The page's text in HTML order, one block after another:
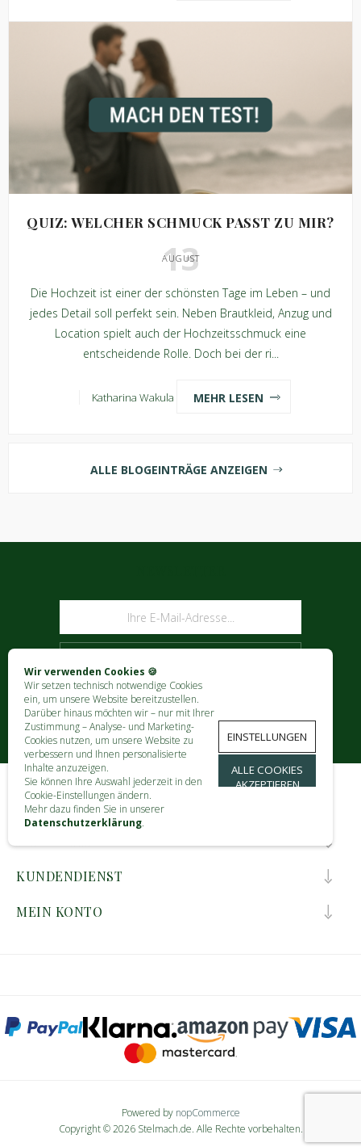
QUIZ: WELCHER SCHMUCK PASST ZU MIR?
13
AUGUST
Die Hochzeit ist einer der schönsten Tage im Leben – und
jedes Detail soll perfekt sein. Neben Brautkleid, Anzug und
Location spielt auch der Hochzeitsschmuck eine
entscheidende Rolle. Doch bei der ri...
Katharina Wakula MEHR LESEN
ALLE BLOGEINTRÄGE ANZEIGEN
Wir verwenden Cookies 🍪
Wir setzen technisch notwendige Cookies
ein, um unsere Website bereitzustellen.
Darüber hinaus möchten wir – nur mit Ihrer
Zustimmung – Analyse- und Marketing-
Cookies nutzen, um unsere Website zu
verbessern und Ihnen personalisierte
Inhalte anzuzeigen.
Sie können Ihre Auswahl jederzeit in den
Cookie-Einstellungen ändern.
Mehr dazu finden Sie in unserer
Datenschutzerklärung.
EINSTELLUNGEN
ALLE COOKIES
AKZEPTIEREN
KONTAKT
KUNDENDIENST
MEIN KONTO
Powered by nopCommerce
Copyright © 2026 Stelmach.de. Alle Rechte vorbehalten.